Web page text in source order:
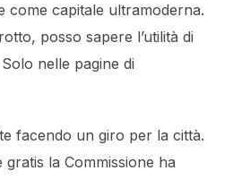
come capitale ultramoderna.
posso sapere l’utilità di
nelle pagine di
facendo un giro per la città.
la Commissione ha